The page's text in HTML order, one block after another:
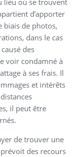
lieu où se trouvent
d’apporter
biais de photos,
dans le cas
des
voir condamné à
à ses frais. Il
et intérêts
il peut être
de trouver une
des recours